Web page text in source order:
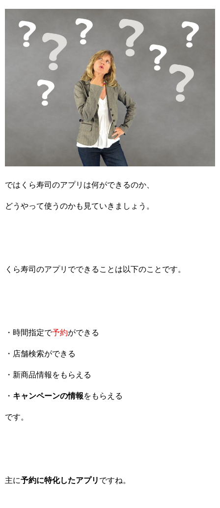
ではくら寿司のアプリは何ができるのか、
どうやって使うのかも見ていきましょう。
くら寿司のアプリでできることは以下のことです。
・時間指定で予約ができる
・店舗検索ができる
・新商品情報をもらえる
・ キャンペーンの情報をもらえる
です。
主に予約に特化したアプリ ですね。